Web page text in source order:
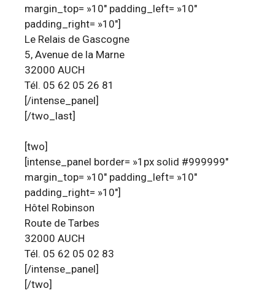
margin_top= »10″ padding_left= »10″
padding_right= »10″]
Le Relais de Gascogne
5, Avenue de la Marne
32000 AUCH
Tél. 05 62 05 26 81
[/intense_panel]
[/two_last]
[two]
[intense_panel border= »1px solid #999999″
margin_top= »10″ padding_left= »10″
padding_right= »10″]
Hôtel Robinson
Route de Tarbes
32000 AUCH
Tél. 05 62 05 02 83
[/intense_panel]
[/two]